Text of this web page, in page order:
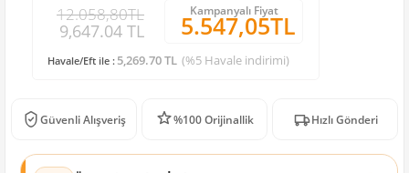
12.058,80TL
9,647.04 TL
Kampanyalı Fiyat
5.547,05TL
Havale/Eft ile : 5,269.70 TL (%5 Havale indirimi)
Güvenli Alışveriş %100 Orijinallik Hızlı Gönderi